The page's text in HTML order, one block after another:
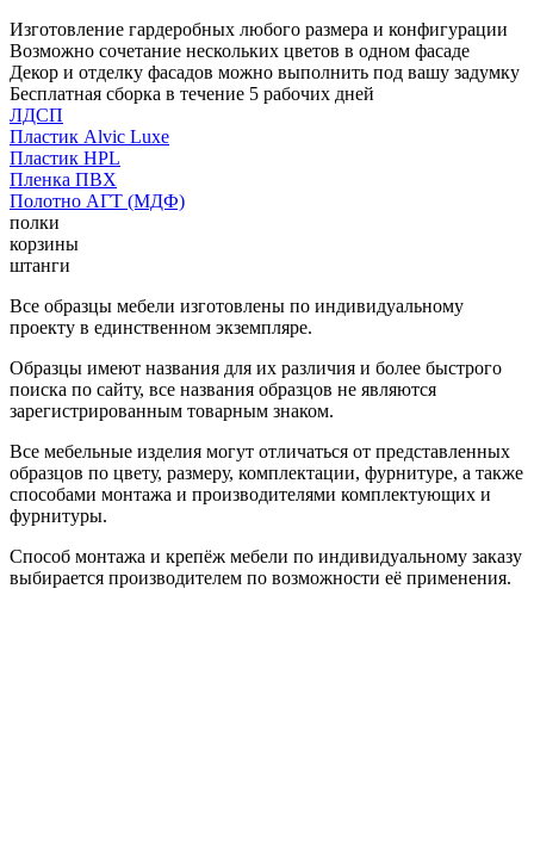
Изготовление гардеробных любого размера и конфигурации
Возможно сочетание нескольких цветов в одном фасаде
Декор и отделку фасадов можно выполнить под вашу задумку
Бесплатная сборка в течение 5 рабочих дней
ЛДСП
Пластик Alvic Luxe
Пластик HPL
Пленка ПВХ
Полотно АГТ (МДФ)
полки
корзины
штанги
Все образцы мебели изготовлены по индивидуальному
проекту в единственном экземпляре.
Образцы имеют названия для их различия и более быстрого
поиска по сайту, все названия образцов не являются
зарегистрированным товарным знаком.
Все мебельные изделия могут отличаться от представленных
образцов по цвету, размеру, комплектации, фурнитуре, а также
способами монтажа и производителями комплектующих и
фурнитуры.
Способ монтажа и крепёж мебели по индивидуальному заказу
выбирается производителем по возможности её применения.